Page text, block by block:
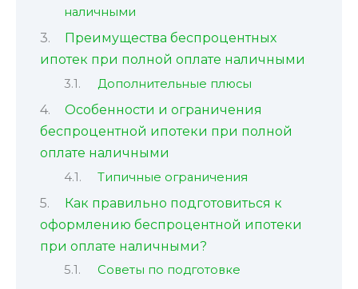
наличными
Преимущества беспроцентных
ипотек при полной оплате наличными
Дополнительные плюсы
Особенности и ограничения
беспроцентной ипотеки при полной
оплате наличными
Типичные ограничения
Как правильно подготовиться к
оформлению беспроцентной ипотеки
при оплате наличными?
Советы по подготовке